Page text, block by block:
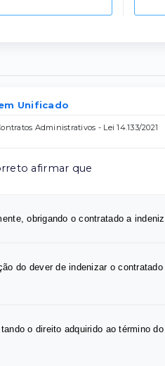
Unificado
Administrativos - Lei 14.133/2021
afirmar que
obrigando o contratado a
do dever de indenizar o
o direito adquirido ao término